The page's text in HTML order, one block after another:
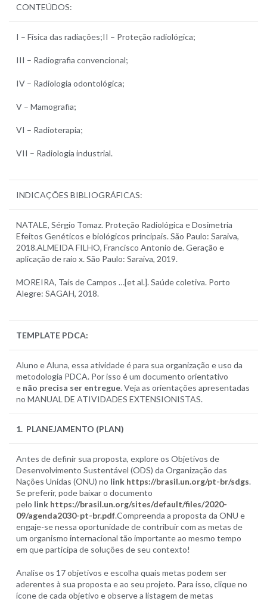
CONTEÚDOS:
I – Física das radiações;II – Proteção radiológica;
III – Radiografia convencional;
IV – Radiologia odontológica;
V – Mamografia;
VI – Radioterapia;
VII – Radiologia industrial.
INDICAÇÕES BIBLIOGRÁFICAS:
NATALE, Sérgio Tomaz. Proteção Radiológica e Dosimetria
Efeitos Genéticos e biológicos principais. São Paulo: Saraiva,
2018.ALMEIDA FILHO, Francisco Antonio de. Geração e
aplicação de raio x. São Paulo: Saraiva, 2019.
MOREIRA, Taís de Campos …[et al.]. Saúde coletiva. Porto
Alegre: SAGAH, 2018.
TEMPLATE PDCA:
Aluno e Aluna, essa atividade é para sua organização e uso da
metodologia PDCA. Por isso é um documento orientativo
e não precisa ser entregue. Veja as orientações apresentadas
no MANUAL DE ATIVIDADES EXTENSIONISTAS.
1. PLANEJAMENTO (PLAN)
Antes de definir sua proposta, explore os Objetivos de
Desenvolvimento Sustentável (ODS) da Organização das
Nações Unidas (ONU) no link https://brasil.un.org/pt-br/sdgs.
Se preferir, pode baixar o documento
pelo link https://brasil.un.org/sites/default/files/2020-
09/agenda2030-pt-br.pdf.Compreenda a proposta da ONU e
engaje-se nessa oportunidade de contribuir com as metas de
um organismo internacional tão importante ao mesmo tempo
em que participa de soluções de seu contexto!
Analise os 17 objetivos e escolha quais metas podem ser
aderentes à sua proposta e ao seu projeto. Para isso, clique no
ícone de cada objetivo e observe a listagem de metas